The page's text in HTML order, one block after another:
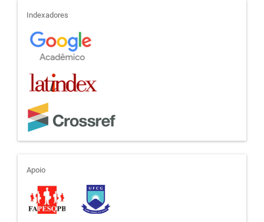
indexadores
Indexadores
apoio
Apoio